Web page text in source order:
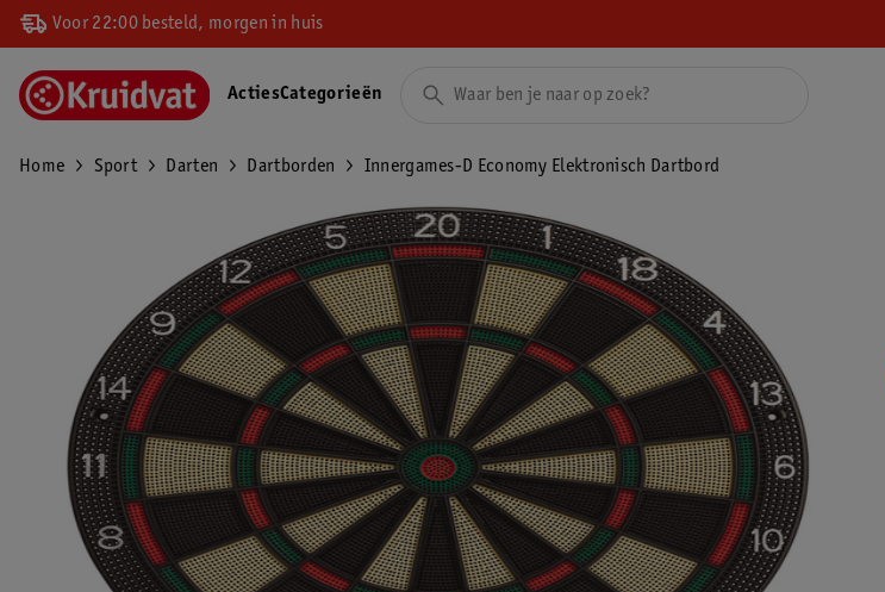
Voor 22:00 besteld, morgen in huis
ActiesCategorieën
Home Sport Darten Dartborden Innergames-D Economy Elektronisch Dartbord